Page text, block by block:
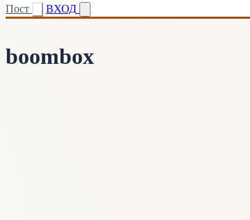
Пост ВХОД
boombox